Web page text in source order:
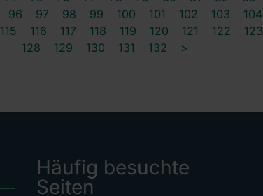
96 97 98 99 100 101 102 103 104
115 116 117 118 119 120 121 122 123
128
129 130 131 132 >
Häufig besuchte
Seiten